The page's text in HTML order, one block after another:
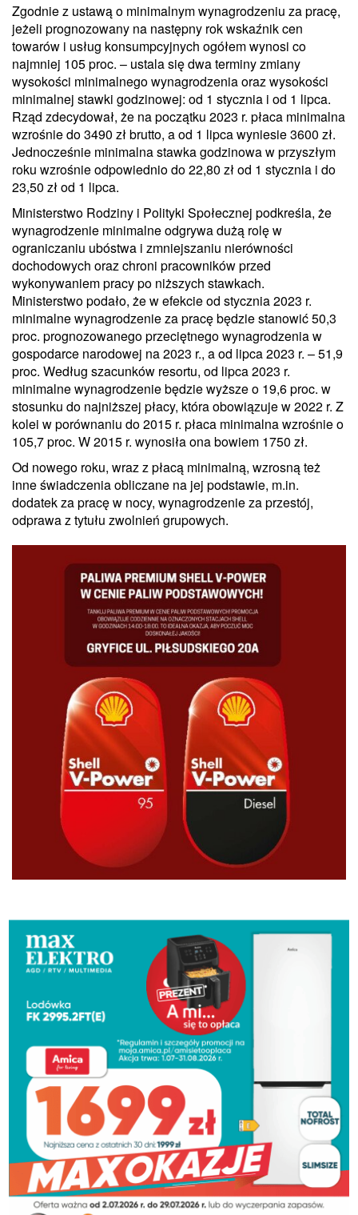
Zgodnie z ustawą o minimalnym wynagrodzeniu za pracę,
jeżeli prognozowany na następny rok wskaźnik cen
towarów i usług konsumpcyjnych ogółem wynosi co
najmniej 105 proc. – ustala się dwa terminy zmiany
wysokości minimalnego wynagrodzenia oraz wysokości
minimalnej stawki godzinowej: od 1 stycznia i od 1 lipca.
Rząd zdecydował, że na początku 2023 r. płaca minimalna
wzrośnie do 3490 zł brutto, a od 1 lipca wyniesie 3600 zł.
Jednocześnie minimalna stawka godzinowa w przyszłym
roku wzrośnie odpowiednio do 22,80 zł od 1 stycznia i do
23,50 zł od 1 lipca.
Ministerstwo Rodziny i Polityki Społecznej podkreśla, że
wynagrodzenie minimalne odgrywa dużą rolę w
ograniczaniu ubóstwa i zmniejszaniu nierówności
dochodowych oraz chroni pracowników przed
wykonywaniem pracy po niższych stawkach.
Ministerstwo podało, że w efekcie od stycznia 2023 r.
minimalne wynagrodzenie za pracę będzie stanowić 50,3
proc. prognozowanego przeciętnego wynagrodzenia w
gospodarce narodowej na 2023 r., a od lipca 2023 r. – 51,9
proc. Według szacunków resortu, od lipca 2023 r.
minimalne wynagrodzenie będzie wyższe o 19,6 proc. w
stosunku do najniższej płacy, która obowiązuje w 2022 r. Z
kolei w porównaniu do 2015 r. płaca minimalna wzrośnie o
105,7 proc. W 2015 r. wynosiła ona bowiem 1750 zł.
Od nowego roku, wraz z płacą minimalną, wzrosną też
inne świadczenia obliczane na jej podstawie, m.in.
dodatek za pracę w nocy, wynagrodzenie za przestój,
odprawa z tytułu zwolnień grupowych.